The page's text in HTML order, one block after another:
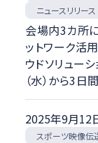
ニュースリリース
会場内3カ所
ットワーク活
ウドソリュー
（水）から3
2025年9月12
スポーツ映像伝